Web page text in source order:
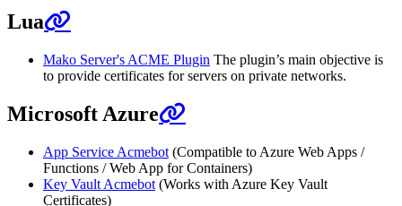
Lua
Mako Server's ACME Plugin The plugin’s main objective is
to provide certificates for servers on private networks.
Microsoft Azure
App Service Acmebot (Compatible to Azure Web Apps /
Functions / Web App for Containers)
Key Vault Acmebot (Works with Azure Key Vault
Certificates)